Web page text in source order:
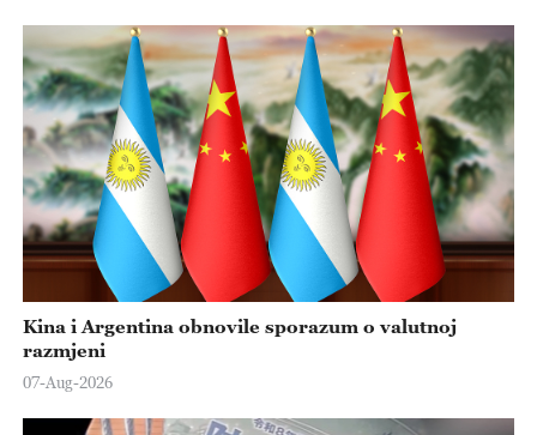
Kina i Argentina obnovile sporazum o valutnoj
razmjeni
07-Aug-2026